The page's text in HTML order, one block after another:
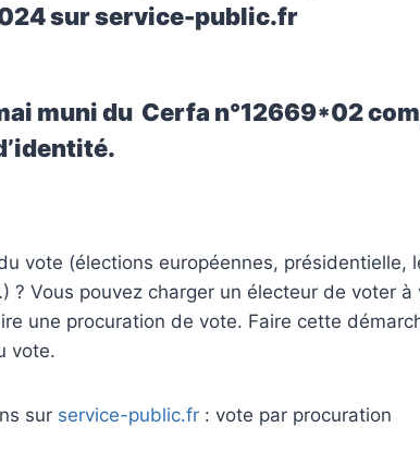
sur service-public.fr
muni du Cerfa n°12669*02
vote (élections européennes, présidentielle,
? Vous pouvez charger un électeur de voter
une procuration de vote. Faire cette
vote.
sur service-public.fr : vote par procuration